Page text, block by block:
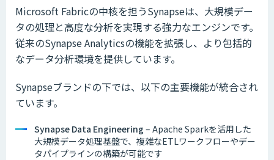
Microsoft Fabricの中核を担うSynapseは、大規模デー
タの処理と高度な分析を実現する強力なエンジンです。
従来のSynapse Analyticsの機能を拡張し、より包括的
なデータ分析環境を提供しています。
Synapseブランドの下では、以下の主要機能が統合され
ています。
Synapse Data Engineering – Apache Sparkを活用した
大規模データ処理基盤で、複雑なETLワークフローやデー
タパイプラインの構築が可能です